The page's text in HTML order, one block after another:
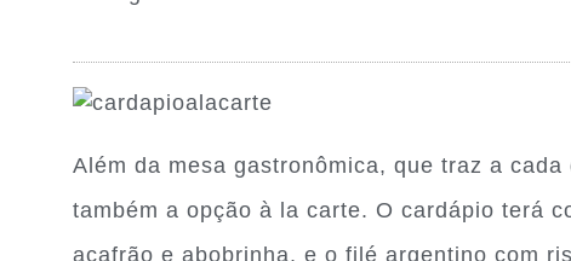
Além da mesa gastronômica, que traz a
também a opção à la carte. O cardápio terá
açafrão e abobrinha, e o filé argentino com